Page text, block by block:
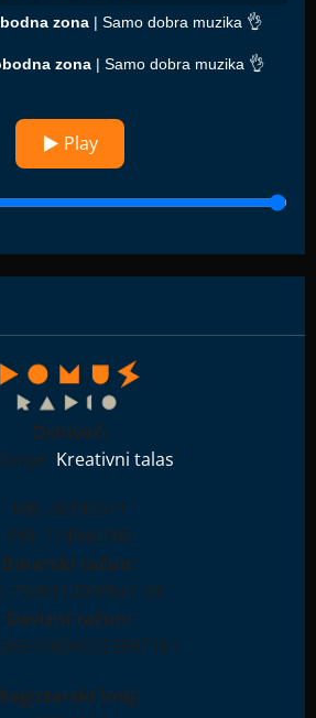
zona | Samo dobra muzika 👌
zona | Samo dobra muzika 👌
▶ Play
Osnivač:
"Kreativni talas"
MB: 28396511
PIB: 114944708
Dinarski račun:
7590310000841-93
Devizni račun:
Registarski broj: